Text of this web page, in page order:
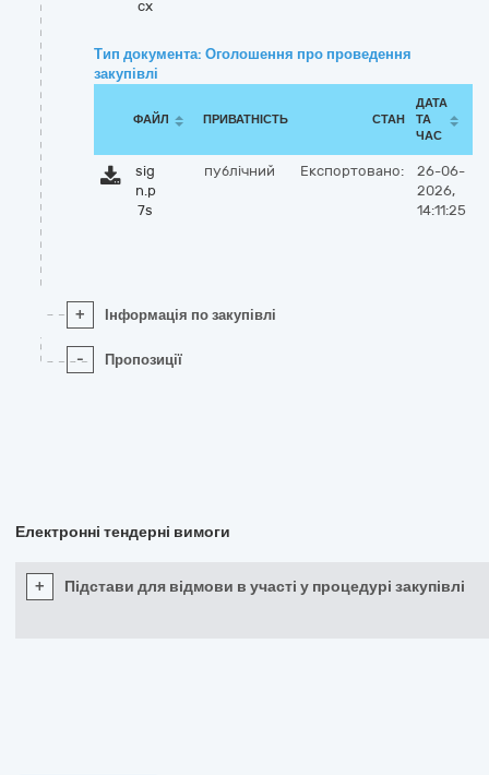
cx
Тип документа: Оголошення про проведення
закупівлі
ФАЙЛ ПРИВАТНІСТЬ СТАН
ДАТА
ТА
ЧАС
sig
n.p
7s
публічний Експортовано:
26-06-
2026,
14:11:25
+ Інформація по закупівлі
- Пропозиції
Електронні тендерні вимоги
+ Підстави для відмови в участі у процедурі закупівлі